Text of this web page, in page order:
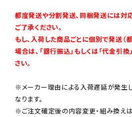
都度発送や分割発送、同梱発送には対
ご了承ください。
もし、入荷した商品ごとに個別で発送（
場合は、「銀行振込」もしくは「代金引
さい。
※メーカー理由による入荷遅延が発生
なります。
※ご注文確定後の内容変更・組み換え